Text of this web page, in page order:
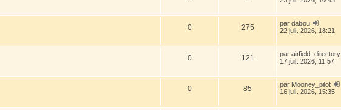
0 275 par dabou
22 juil. 2026, 18:21
0 121 par airfield_directory
17 juil. 2026, 11:57
0 85 par Mooney_pilot
16 juil. 2026, 15:35